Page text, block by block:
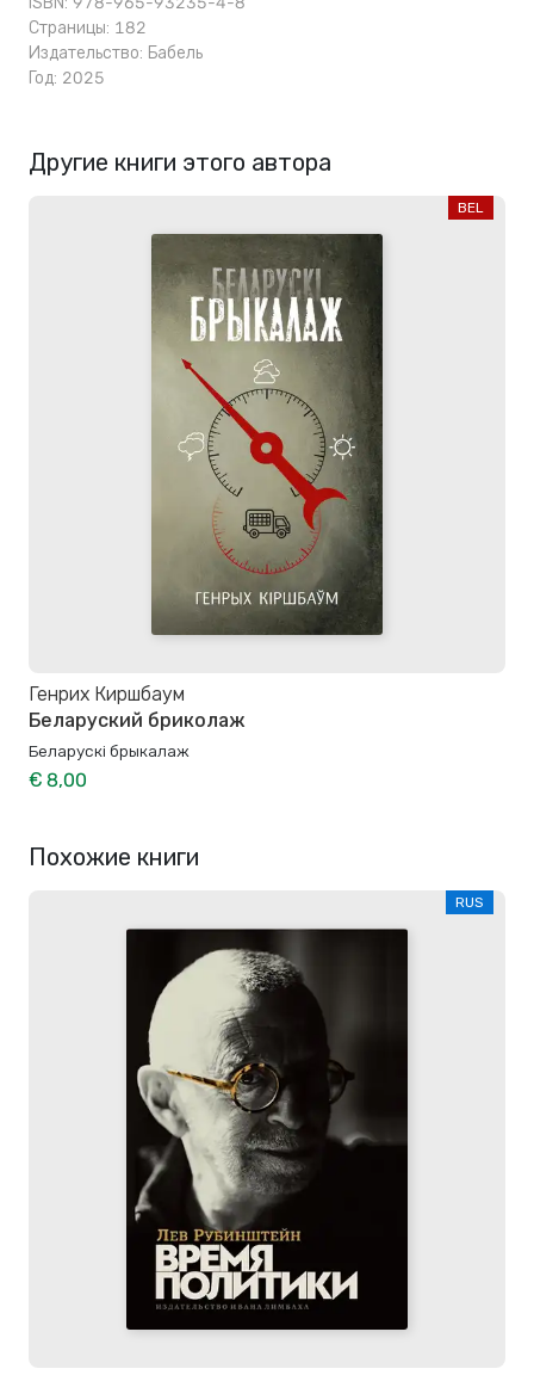
Страницы: 182
Издательство: Бабель
Год: 2025
Другие книги этого автора
BEL
Генрих Киршбаум
Беларуский бриколаж
Беларускі брыкалаж
€ 8,00
Похожие книги
RUS